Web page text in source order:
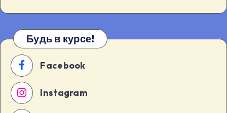
[…]
Будь в курсе!
Facebook
Instagram